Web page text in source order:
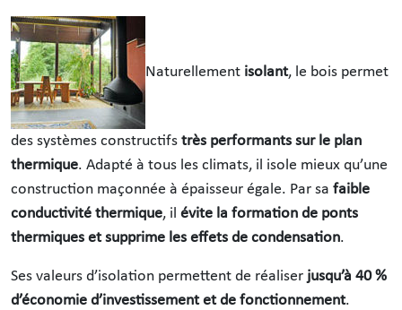
Naturellement isolant, le bois permet
des systèmes constructifs très performants sur le plan
thermique. Adapté à tous les climats, il isole mieux qu’une
construction maçonnée à épaisseur égale. Par sa faible
conductivité thermique, il évite la formation de ponts
thermiques et supprime les effets de condensation.
Ses valeurs d’isolation permettent de réaliser jusqu’à 40 %
d’économie d’investissement et de fonctionnement.